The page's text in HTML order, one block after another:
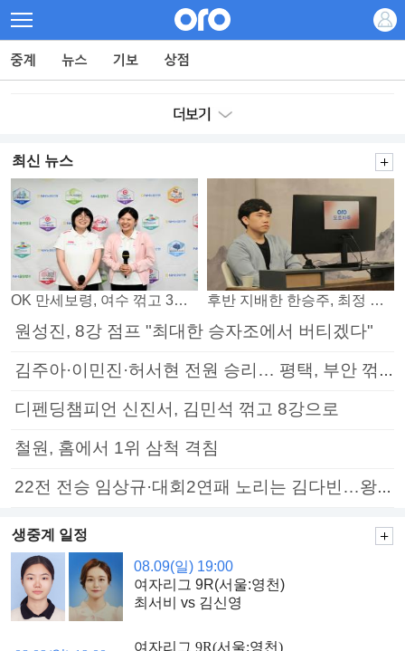
최신 뉴스
OK 만세보령, 여수 꺾고 3연패 탈출 후반 지배한 한승주, 최정 꺾고 8강 진출
원성진, 8강 점프 "최대한 승자조에서 버티겠다"
김주아·이민진·허서현 전원 승리… 평택, 부안 꺾고 5연승
디펜딩챔피언 신진서, 김민석 꺾고 8강으로
철원, 홈에서 1위 삼척 격침
22전 전승 임상규·대회2연패 노리는 김다빈…왕중왕전 16강 7일부터
생중계 일정
08.09(일) 19:00
여자리그 9R(서울:영천)
최서비 vs 김신영
여자리그 9R(서울:영천)